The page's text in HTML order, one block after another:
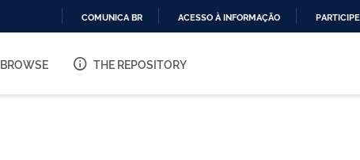
O
COMUNICA BR ACESSO À INFORMAÇÃO PARTICIPE
BROWSE THE REPOSITORY